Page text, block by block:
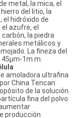
metal, la mica, el
del litio, la
el hidróxido de
azufre, el
la piedra
metálicos y
La fineza del
1m m.
amoladora ultrafina
China Tencan.
de la solución
fina del polvo
producción